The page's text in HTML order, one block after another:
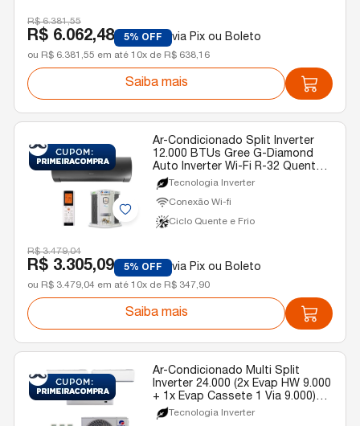
R$ 6.381,55
R$ 6.062,48 5% OFF via Pix ou Boleto
ou R$ 6.381,55 em até 10x de R$ 638,16
Saiba mais
Ar-Condicionado Split Inverter
12.000 BTUs Gree G-Diamond
Auto Inverter Wi-Fi R-32 Quente e
Frio 220v
Tecnologia Inverter
Conexão Wi-fi
Ciclo Quente e Frio
R$ 3.479,04
R$ 3.305,09 5% OFF via Pix ou Boleto
ou R$ 3.479,04 em até 10x de R$ 347,90
Saiba mais
Ar-Condicionado Multi Split
Inverter 24.000 (2x Evap HW 9.000
+ 1x Evap Cassete 1 Via 9.000)
Gree Quente/Frio R-32 220v
Tecnologia Inverter